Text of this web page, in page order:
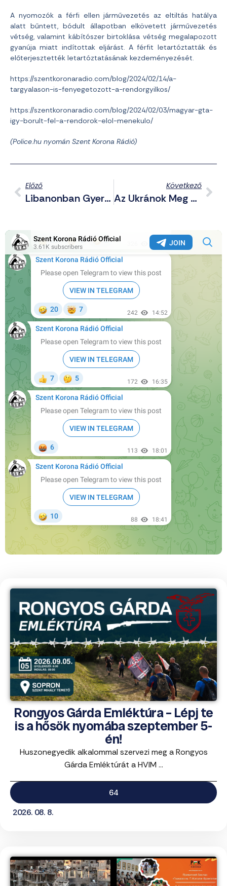
A nyomozók a férfi ellen járművezetés az eltiltás hatálya
alatt bűntett, bódult állapotban elkövetett járművezetés
vétség, valamint kábítószer birtoklása vétség megalapozott
gyanúja miatt indítottak eljárást. A férfit letartóztatták és
előterjesztették letartóztatásának kezdeményezését.
https://szentkoronaradio.com/blog/2024/02/14/a-
targyalason-is-fenyegetozott-a-rendorgyilkos/
https://szentkoronaradio.com/blog/2024/02/03/magyar-gta-
igy-borult-fel-a-rendorok-elol-menekulo/
(Police.hu nyomán Szent Korona Rádió)
Előző
Libanonban Gyermekeket Ölt, Gázában Kórházat Bombázott Izrael
Következő
Az Ukránok Meg Akarták Ölni A Francia Elnököt?!
Rongyos Gárda Emléktúra – Lépj te
is a hősök nyomába szeptember 5-
én!
Huszonegyedik alkalommal szervezi meg a Rongyos
Gárda Emléktúrát a HVIM ...
64
2026. 08. 8.